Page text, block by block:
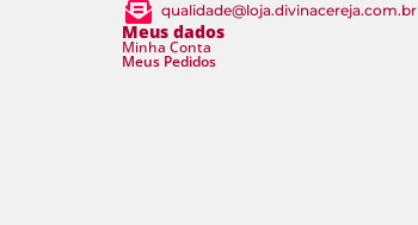
qualidade@loja.divinacereja.com.br
Meus dados
Minha Conta
Meus Pedidos